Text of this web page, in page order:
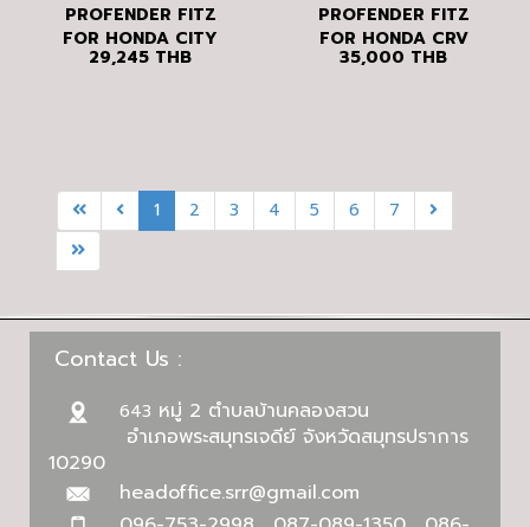
PROFENDER FITZ
FOR HONDA CITY
GEN5/GEN6/GEN7
29,245 THB
PROFENDER FITZ
FOR HONDA CRV
GEN5 ปี 2017 ขึ้น
35,000 THB
1 2 3 4 5 6 7
Contact Us :
643 หมู่ 2 ตำบลบ้านคลองสวน
อำเภอพระสมุทรเจดีย์ จังหวัดสมุทรปราการ
10290
headoffice.srr@gmail.com